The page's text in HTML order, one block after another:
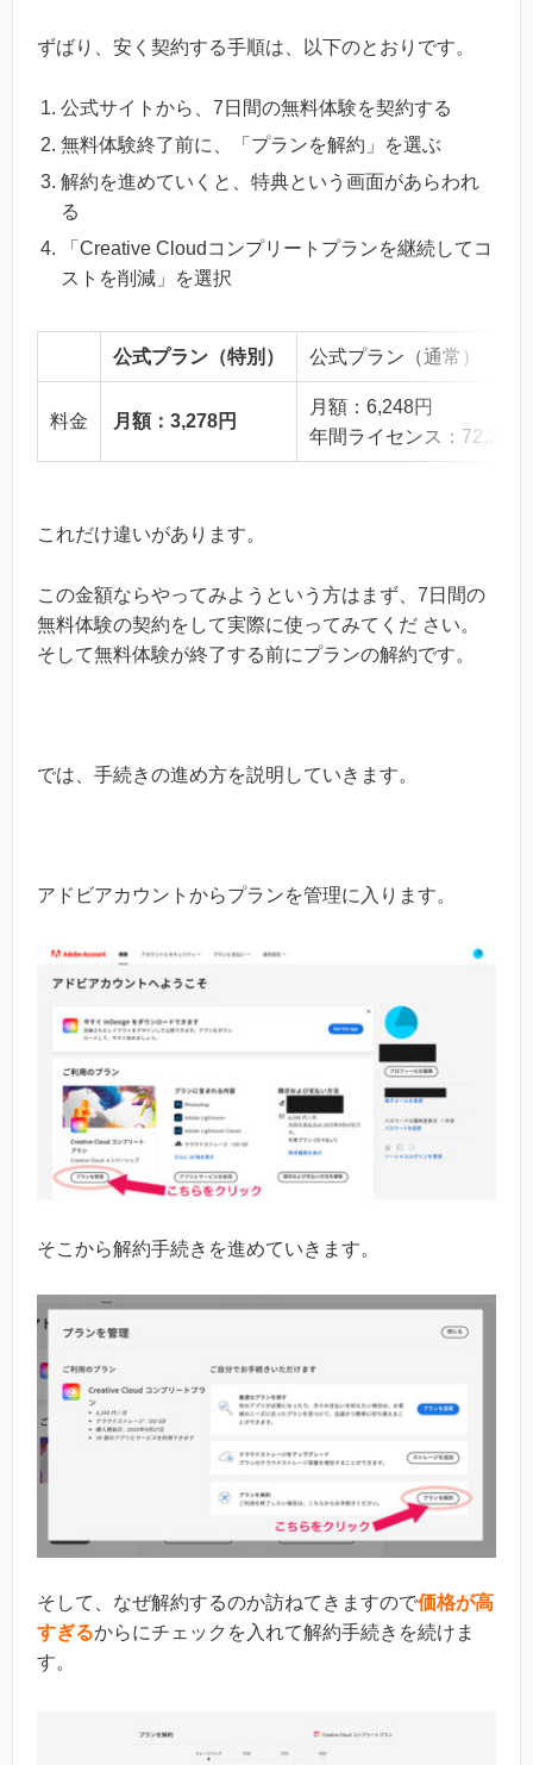
ずばり、安く契約する手順は、以下のとおりです。
公式サイトから、7日間の無料体験を契約する
無料体験終了前に、「プランを解約」を選ぶ
解約を進めていくと、特典という画面があらわれ
る
「Creative Cloudコンプリートプランを継続してコ
ストを削減」を選択
公式プラン（特別） 公式プラン（通常）
料金 月額：3,278円
月額：6,248円
年間ライセンス：72,336
これだけ違いがあります。
この金額ならやってみようという方はまず、7日間の
無料体験の契約をして実際に使ってみてくだ さい。
そして無料体験が終了する前にプランの解約です。
では、手続きの進め方を説明していきます。
アドビアカウントからプランを管理に入ります。
そこから解約手続きを進めていきます。
そして、なぜ解約するのか訪ねてきますので価格が高
すぎるからにチェックを入れて解約手続きを続けま
す。